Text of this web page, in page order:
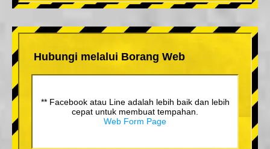
Hubungi melalui Borang Web
** Facebook atau Line adalah lebih baik dan lebih
cepat untuk membuat tempahan.
Web Form Page